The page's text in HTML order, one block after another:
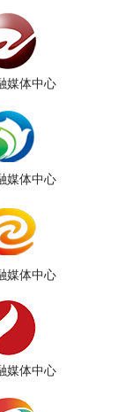
媒体中心
媒体中心
媒体中心
媒体中心